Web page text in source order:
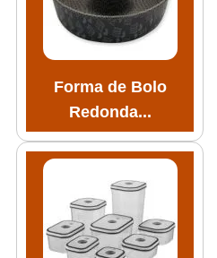
Forma de Bolo
Redonda...